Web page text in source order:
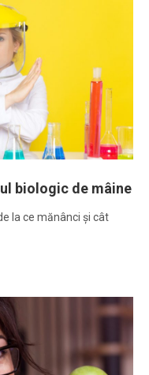
biologic de mâine
la ce mănânci și cât